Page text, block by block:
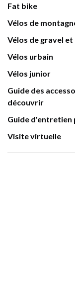
Fat bike
Vélos de
Vélos de gravel
Vélos urbain
Vélos junior
Guide des
découvrir
Guide d'entretien
Visite virtuelle